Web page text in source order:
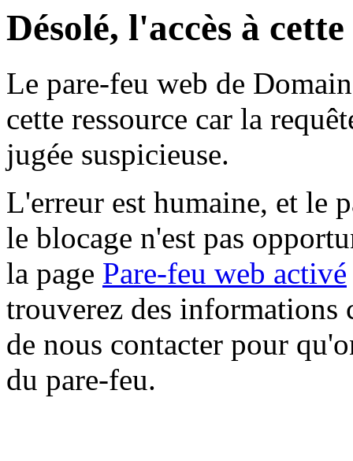
Désolé, l'accès à
Le pare-feu web de
cette ressource car la
jugée suspicieuse.
L'erreur est humaine, et le
le blocage n'est pas
la page Pare-feu web activé
trouverez des informations
de nous contacter pour
du pare-feu.